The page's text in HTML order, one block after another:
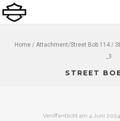
Home/ Attachment/Street Bob 114/
_3
STREET
Veröffentlicht am4 Juni 2024